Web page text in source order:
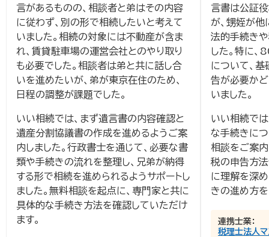
言があるものの、相談者と弟はその内容
に従わず、別の形で相続したいと考えて
いました。相続の対象には不動産が含ま
れ、賃貸駐車場の運営会社とのやり取り
も必要でした。相談者は弟と共に話し合
いを進めたいが、弟が東京在住のため、
日程の調整が課題でした。
いい相続では、まず遺言書の内容確認と
遺産分割協議書の作成を進めるようご案
内しました。行政書士を通じて、必要な書
類や手続きの流れを整理し、兄弟が納得
する形で相続を進められるようサポートし
ました。無料相談を起点に、専門家と共に
具体的な手続き方法を確認していただけ
ます。
言書は公証
が、甥姪が
法的手続き
した。特に
について、
告が必要か
いました。
いい相続で
な手続きに
相談をご案内
税の申告方
に理解を深
きの進め方を
連携士業：
税理士法人マ